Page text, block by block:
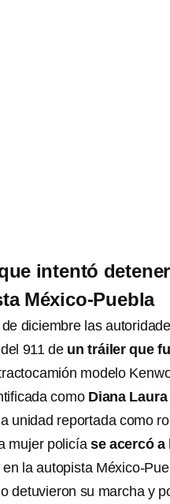
intentó
México-Puebla
diciembre las
911 de un tráiler que
modelo
como Diana
unidad reportada como
mujer policíase acercó
en la autopista México-
detuvieron su marcha y